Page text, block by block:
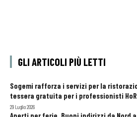
GLI ARTICOLI PIÙ LETTI
Sogemi rafforza i servizi per la
tessera gratuita per i professionisti
29 Luglio 2026